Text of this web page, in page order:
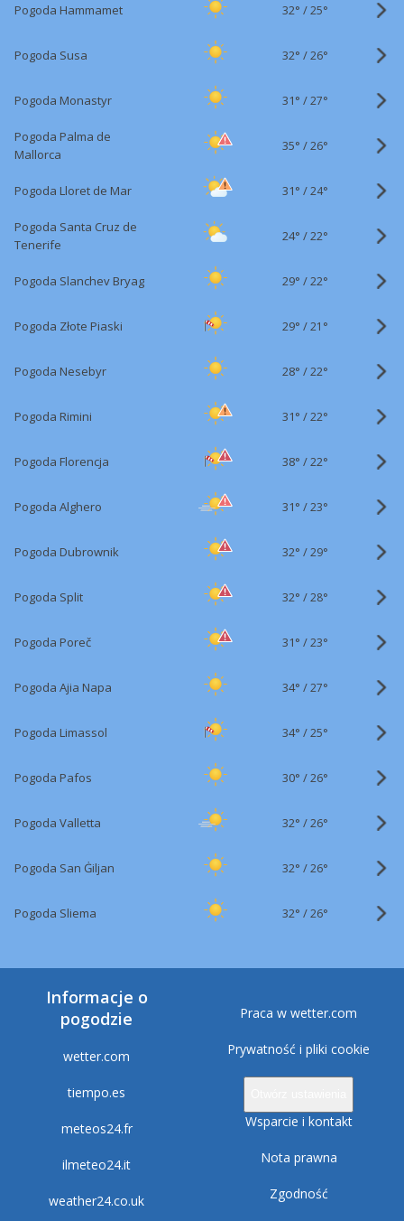
Pogoda Hammamet 32° /25°
Pogoda Susa 32° /26°
Pogoda Monastyr 31° /27°
Pogoda Palma de
Mallorca
35° /26°
Pogoda Lloret de Mar 31° /24°
Pogoda Santa Cruz de
Tenerife
24° /22°
Pogoda Slanchev Bryag 29° /22°
Pogoda Złote Piaski 29° /21°
Pogoda Nesebyr 28° /22°
Pogoda Rimini 31° /22°
Pogoda Florencja 38° /22°
Pogoda Alghero 31° /23°
Pogoda Dubrownik 32° /29°
Pogoda Split 32° /28°
Pogoda Poreč 31° /23°
Pogoda Ajia Napa 34° /27°
Pogoda Limassol 34° /25°
Pogoda Pafos 30° /26°
Pogoda Valletta 32° /26°
Pogoda San Ġiljan 32° /26°
Pogoda Sliema 32° /26°
Informacje o
pogodzie
wetter.com
tiempo.es
meteos24.fr
ilmeteo24.it
weather24.co.uk
Praca w wetter.com
Prywatność i pliki cookie
Wsparcie i kontakt
Nota prawna
Zgodność